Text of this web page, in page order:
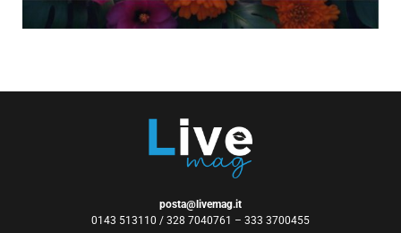
posta@livemag.it
0143 513110 / 328 7040761 – 333 3700455